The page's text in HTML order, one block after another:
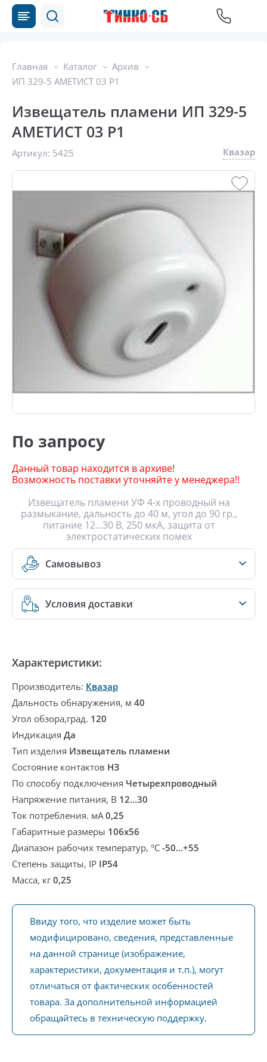
Главная Каталог
Архив
ИП 329-5 АМЕТИСТ 03 Р1
Извещатель пламени ИП 329-5
АМЕТИСТ 03 Р1
Артикул: 5425 Квазар
По запросу
Данный товар находится в архиве!
Возможность поставки уточняйте у менеджера!!
Извещатель пламени УФ 4-х проводный на
размыкание, дальность до 40 м, угол до 90 гр.,
питание 12...30 В, 250 мкА, защита от
электростатических помех
Самовывоз
Условия доставки
Характеристики:
Производитель: Квазар
Дальность обнаружения, м 40
Угол обзора,град. 120
Индикация Да
Тип изделия Извещатель пламени
Состояние контактов НЗ
По способу подключения Четырехпроводный
Напряжение питания, В 12…30
Ток потребления. мА0,25
Габаритные размеры 106x56
Диапазон рабочих температур, °С -50…+55
Степень защиты, IP IP54
Масса, кг0,25
Ввиду того, что изделие может быть
модифицировано, сведения, представленные
на данной странице (изображение,
характеристики, документация и т.п.), могут
отличаться от фактических особенностей
товара. За дополнительной информацией
обращайтесь в техническую поддержку.